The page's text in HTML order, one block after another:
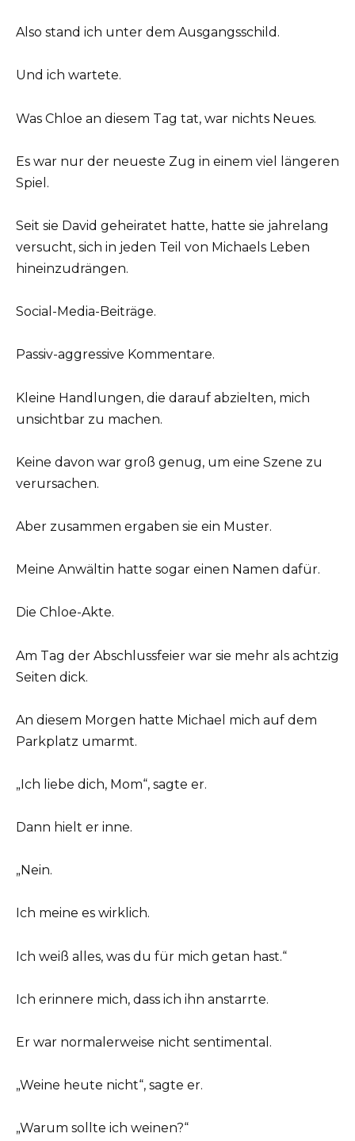
Also stand ich unter dem Ausgangsschild.
Und ich wartete.
Was Chloe an diesem Tag tat, war nichts Neues.
Es war nur der neueste Zug in einem viel längeren
Spiel.
Seit sie David geheiratet hatte, hatte sie jahrelang
versucht, sich in jeden Teil von Michaels Leben
hineinzudrängen.
Social-Media-Beiträge.
Passiv-aggressive Kommentare.
Kleine Handlungen, die darauf abzielten, mich
unsichtbar zu machen.
Keine davon war groß genug, um eine Szene zu
verursachen.
Aber zusammen ergaben sie ein Muster.
Meine Anwältin hatte sogar einen Namen dafür.
Die Chloe-Akte.
Am Tag der Abschlussfeier war sie mehr als achtzig
Seiten dick.
An diesem Morgen hatte Michael mich auf dem
Parkplatz umarmt.
„Ich liebe dich, Mom“, sagte er.
Dann hielt er inne.
„Nein.
Ich meine es wirklich.
Ich weiß alles, was du für mich getan hast.“
Ich erinnere mich, dass ich ihn anstarrte.
Er war normalerweise nicht sentimental.
„Weine heute nicht“, sagte er.
„Warum sollte ich weinen?“